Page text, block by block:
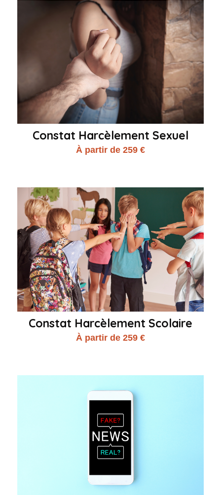
Constat Harcèlement Sexuel
À partir de 259 €
Constat Harcèlement Scolaire
À partir de 259 €